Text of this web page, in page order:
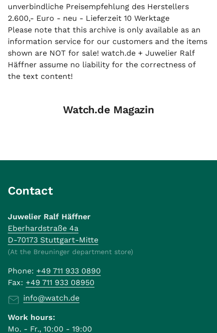
unverbindliche Preisempfehlung des Herstellers
2.600,- Euro - neu - Lieferzeit 10 Werktage
Please note that this archive is only available as an
information service for our customers and the items
shown are NOT for sale! watch.de + Juwelier Ralf
Häffner assume no liability for the correctness of
the text content!
Watch.de Magazin
Contact
Juwelier Ralf Häffner
Eberhardstraße 4a
D-70173 Stuttgart-Mitte
(At the Breuninger department store)
Phone: +49 711 933 0890
Fax: +49 711 933 08950
info@watch.de
Work hours:
Mo. - Fr., 10:00 - 19:00